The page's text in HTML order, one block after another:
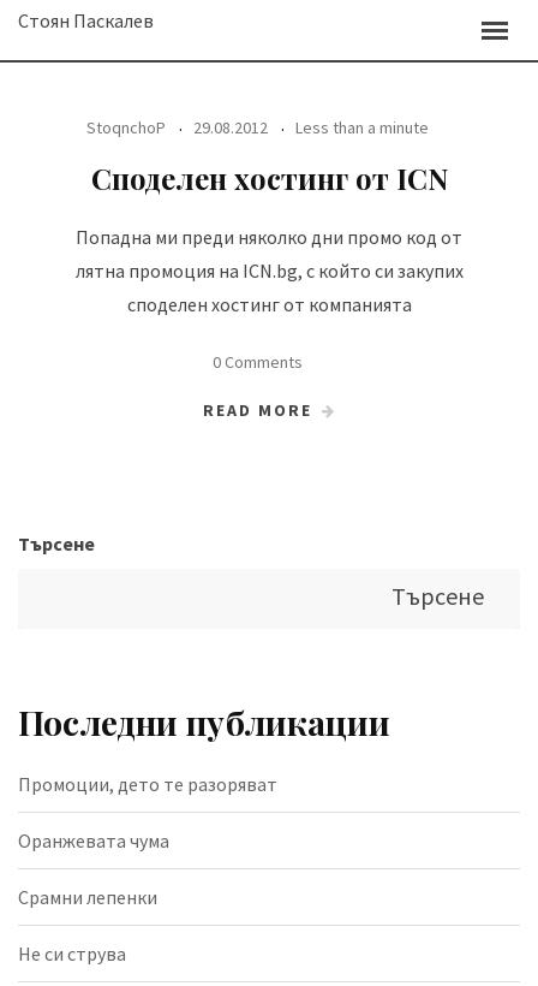
SkipСтоян Паскалев
StoqnchoP 29.08.2012 Less than a minute
Споделен хостинг от ICN
Попадна ми преди няколко дни промо код от
лятна промоция на ICN.bg, с който си закупих
споделен хостинг от компанията
0 Comments
READ MORE
Търсене
Търсене
Последни публикации
Промоции, дето те разоряват
Оранжевата чума
Срамни лепенки
Не си струва